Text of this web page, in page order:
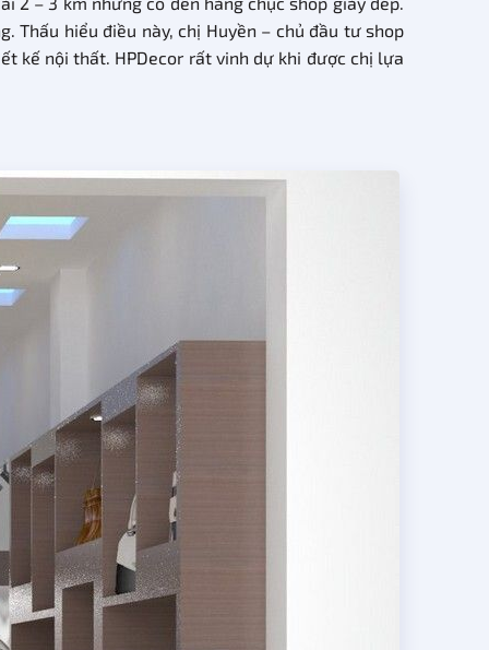
Thấu hiểu điều này, chị Huyền – chủ đầu tư shop
kế nội thất. HPDecor rất vinh dự khi được chị lựa